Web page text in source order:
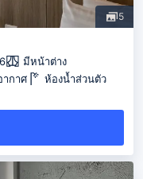
5
มีหน้าต่าง
ากาศ
ห้องน้ำส่วนตัว